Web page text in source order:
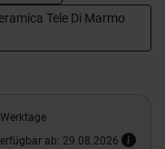
Tele Di Marmo
ab: 29.08.2026